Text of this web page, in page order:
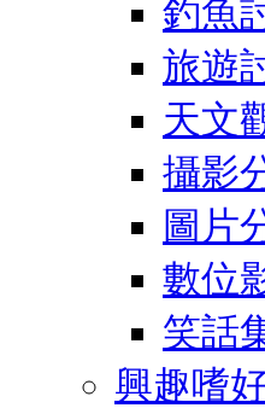
釣魚
旅遊
天文
攝影
圖片
數位
笑話
興趣嗜